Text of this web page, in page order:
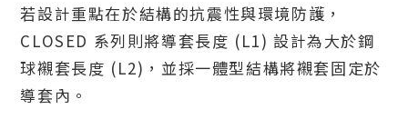
若設計重點在於結構的抗震性與環境防護，
CLOSED 系列則將導套長度 (L1) 設計為大於鋼
球襯套長度 (L2)，並採一體型結構將襯套固定於
導套內。